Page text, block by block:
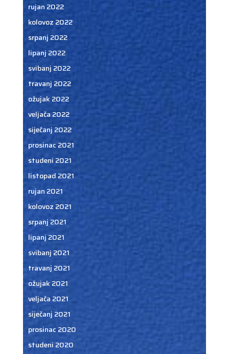
rujan 2022
kolovoz 2022
srpanj 2022
lipanj 2022
svibanj 2022
travanj 2022
ožujak 2022
veljača 2022
siječanj 2022
prosinac 2021
studeni 2021
listopad 2021
rujan 2021
kolovoz 2021
srpanj 2021
lipanj 2021
svibanj 2021
travanj 2021
ožujak 2021
veljača 2021
siječanj 2021
prosinac 2020
studeni 2020